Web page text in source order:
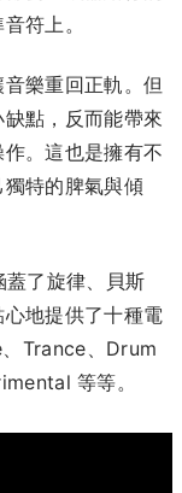
符上。
樂重回正軌。但
點，反而能帶來
。這也是擁有不
特的脾氣與傾
了旋律、貝斯
地提供了十種電
Trance、Drum
等等。